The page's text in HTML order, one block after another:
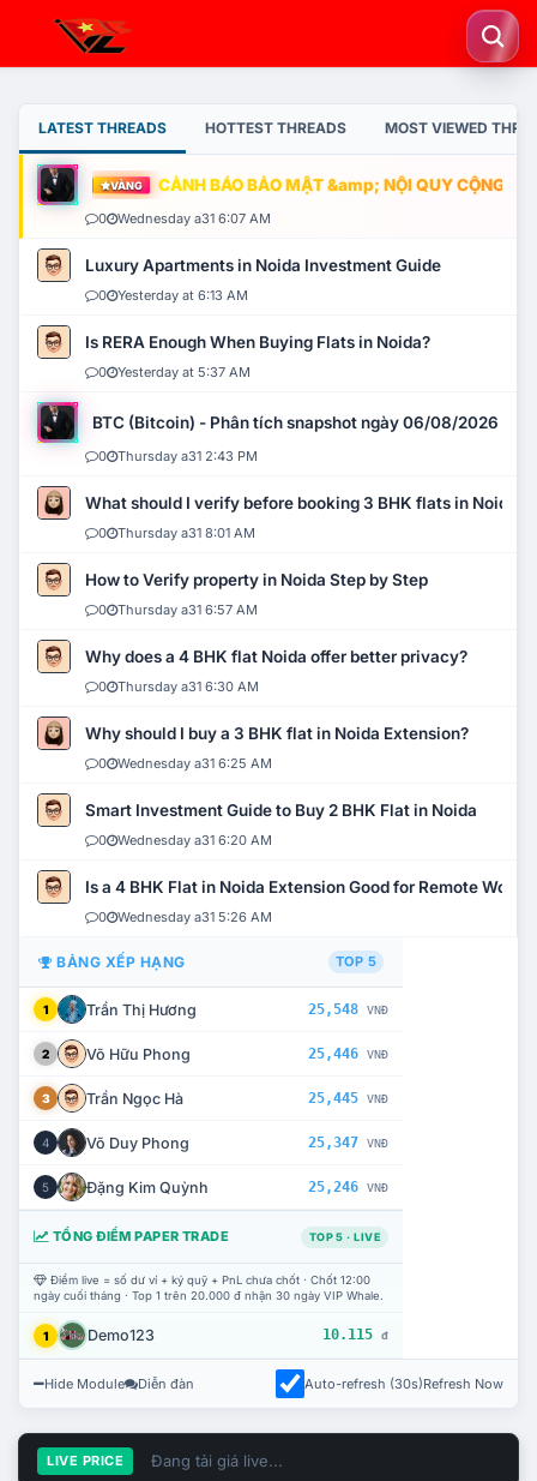
LATEST THREADS HOTTEST THREADS MOST VIEWED
VÀNG CẢNH BÁO BẢO MẬT &amp; NỘI QUY CỘNG
0 Wednesday a31 6:07 AM
Luxury Apartments in Noida Investment Guide
0 Yesterday at 6:13 AM
Is RERA Enough When Buying Flats in Noida?
0 Yesterday at 5:37 AM
BTC (Bitcoin) - Phân tích snapshot ngày 06/08/2026
0 Thursday a31 2:43 PM
What should I verify before booking 3 BHK flats in Noida?
0 Thursday a31 8:01 AM
How to Verify property in Noida Step by Step
0 Thursday a31 6:57 AM
Why does a 4 BHK flat Noida offer better privacy?
0 Thursday a31 6:30 AM
Why should I buy a 3 BHK flat in Noida Extension?
0 Wednesday a31 6:25 AM
Smart Investment Guide to Buy 2 BHK Flat in Noida
0 Wednesday a31 6:20 AM
Is a 4 BHK Flat in Noida Extension Good for Remote Work?
0 Wednesday a31 5:26 AM
BẢNG XẾP HẠNG TOP 5
1 Trần Thị Hương 25,548 VNĐ
2 Võ Hữu Phong 25,446 VNĐ
3 Trần Ngọc Hà 25,445 VNĐ
4 Võ Duy Phong 25,347 VNĐ
5 Đặng Kim Quỳnh 25,246 VNĐ
TỔNG ĐIỂM PAPER TRADE TOP 5 · LIVE
Điểm live = số dư ví + ký quỹ + PnL chưa chốt · Chốt 12:00
ngày cuối tháng · Top 1 trên 20.000 đ nhận 30 ngày VIP Whale.
1 Demo123 10.115 đ
Hide Module Diễn đàn Auto-refresh (30s)Refresh Now
LIVE PRICE Đang tải giá live...